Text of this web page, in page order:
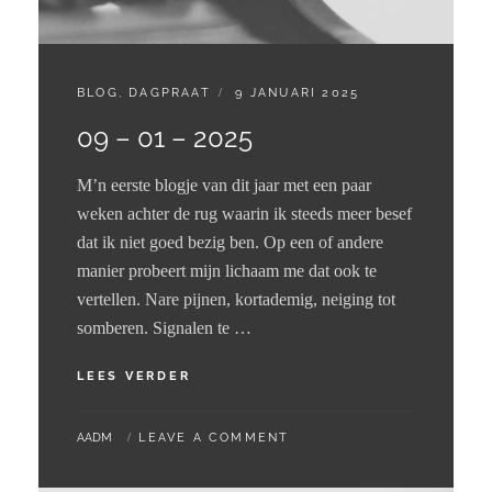
CATEGORIES:
BLOG , DAGPRAAT
GEPLAATST
9 JANUARI 2025
09 – 01 – 2025
M’n eerste blogje van dit jaar met een paar
weken achter de rug waarin ik steeds meer besef
dat ik niet goed bezig ben. Op een of andere
manier probeert mijn lichaam me dat ook te
vertellen. Nare pijnen, kortademig, neiging tot
somberen. Signalen te …
LEES VERDER
–
BY
AADM LEAVE A COMMENT